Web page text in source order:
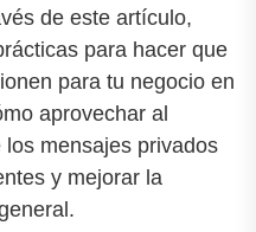
de este artículo,
para hacer que
para tu negocio en
aprovechar al
mensajes privados
y mejorar la